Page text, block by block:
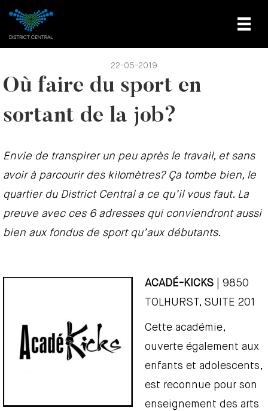
22-05-2019
Où faire du sport en
sortant de la job?
Envie de transpirer un peu après le travail, et sans
avoir à parcourir des kilomètres? Ça tombe bien, le
quartier du District Central a ce qu’il vous faut. La
preuve avec ces 6 adresses qui conviendront aussi
bien aux fondus de sport qu’aux débutants.
ACADÉ-KICKS | 9850
TOLHURST, SUITE 201
Cette académie,
ouverte également aux
enfants et adolescents,
est reconnue pour son
enseignement des arts